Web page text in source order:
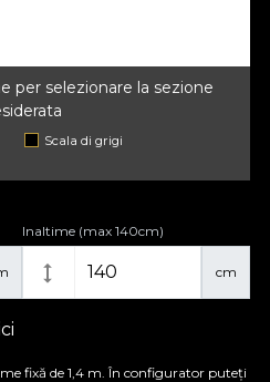
per selezionare la sezione
Scala di grigi
cm
Inaltime (max 140cm)
fixă de 1,4 m. În configurator puteți